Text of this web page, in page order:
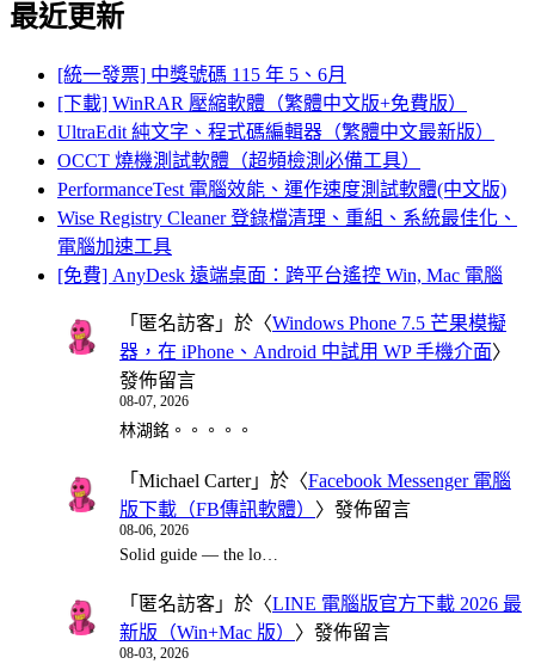
最近更新
[統一發票] 中獎號碼 115 年 5、6月
[下載] WinRAR 壓縮軟體（繁體中文版+免費版）
UltraEdit 純文字、程式碼編輯器（繁體中文最新版）
OCCT 燒機測試軟體（超頻檢測必備工具）
PerformanceTest 電腦效能、運作速度測試軟體(中文版)
Wise Registry Cleaner 登錄檔清理、重組、系統最佳化、
電腦加速工具
[免費] AnyDesk 遠端桌面：跨平台遙控 Win, Mac 電腦
「 匿名訪客 」於〈Windows Phone 7.5 芒果模擬
器，在 iPhone、Android 中試用 WP 手機介面〉
發佈留言
08-07, 2026
林湖銘。。。。。
「 Michael Carter」於〈Facebook Messenger 電腦
版下載（FB傳訊軟體） 〉發佈留言
08-06, 2026
Solid guide — the lo…
「 匿名訪客 」於〈LINE 電腦版官方下載 2026 最
新版（Win+Mac 版） 〉發佈留言
08-03, 2026